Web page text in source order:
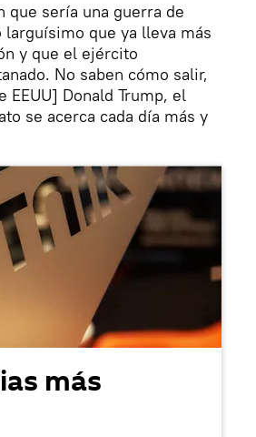
que sería una guerra de
que ya lleva más
y que el ejército
No saben cómo salir,
Donald Trump, el
se acerca cada día más y
más